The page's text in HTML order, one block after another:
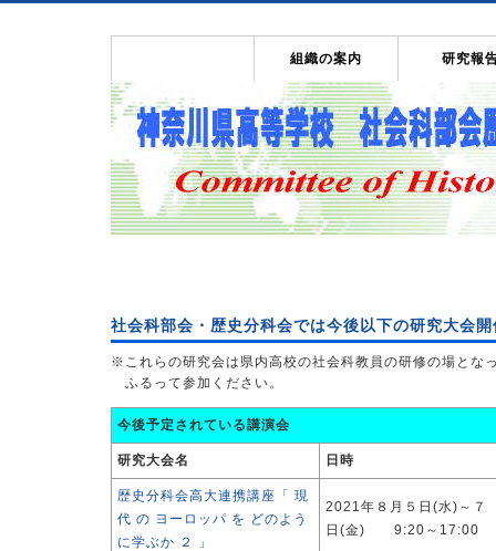
組織の案内 研究報
社会科部会・歴史分科会では今後以下の研究大会
※これらの研究会は県内高校の社会科教員の研修の場とな
ふるって参加ください。
今後予定されている講演会
研究大会名 日時
歴史分科会高大連携講座「 現
代 の ヨーロッパ を どのよう
に学ぶか ２ 」
2021年８月５日(水)～７
日(金) 9:20～17:00